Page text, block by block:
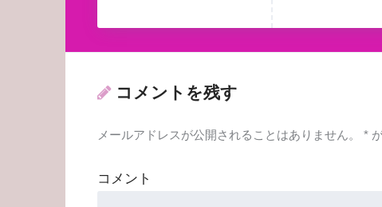
コメントを残す
メールアドレスが公開されることはありません。 *
コメント